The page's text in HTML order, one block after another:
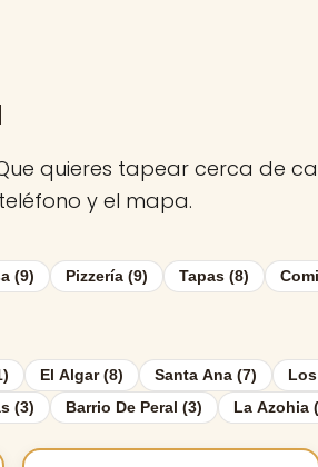
quieres tapear cerca de
y el mapa.
(9) Pizzería (9) Tapas (8)
El Algar (8) Santa Ana (7)
(3) Barrio De Peral (3) La Azohia